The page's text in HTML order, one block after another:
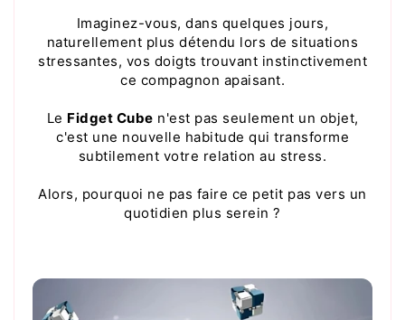
Imaginez-vous, dans quelques jours,
naturellement plus détendu lors de situations
stressantes, vos doigts trouvant instinctivement
ce compagnon apaisant.
Le Fidget Cube n'est pas seulement un objet,
c'est une nouvelle habitude qui transforme
subtilement votre relation au stress.
Alors, pourquoi ne pas faire ce petit pas vers un
quotidien plus serein ?